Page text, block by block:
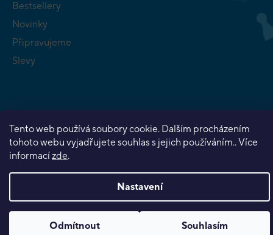
Tento web používá soubory cookie. Dalším procházením
tohoto webu vyjadřujete souhlas s jejich používáním.. Více
informacízde.
Nastavení
Odmítnout Souhlasím
Bestsellery
Novinky
Připravujeme
Slevy
Vytvořil Shoptet Premium
Copyright 2026 Planeta her. Všechna práva vyhrazena.